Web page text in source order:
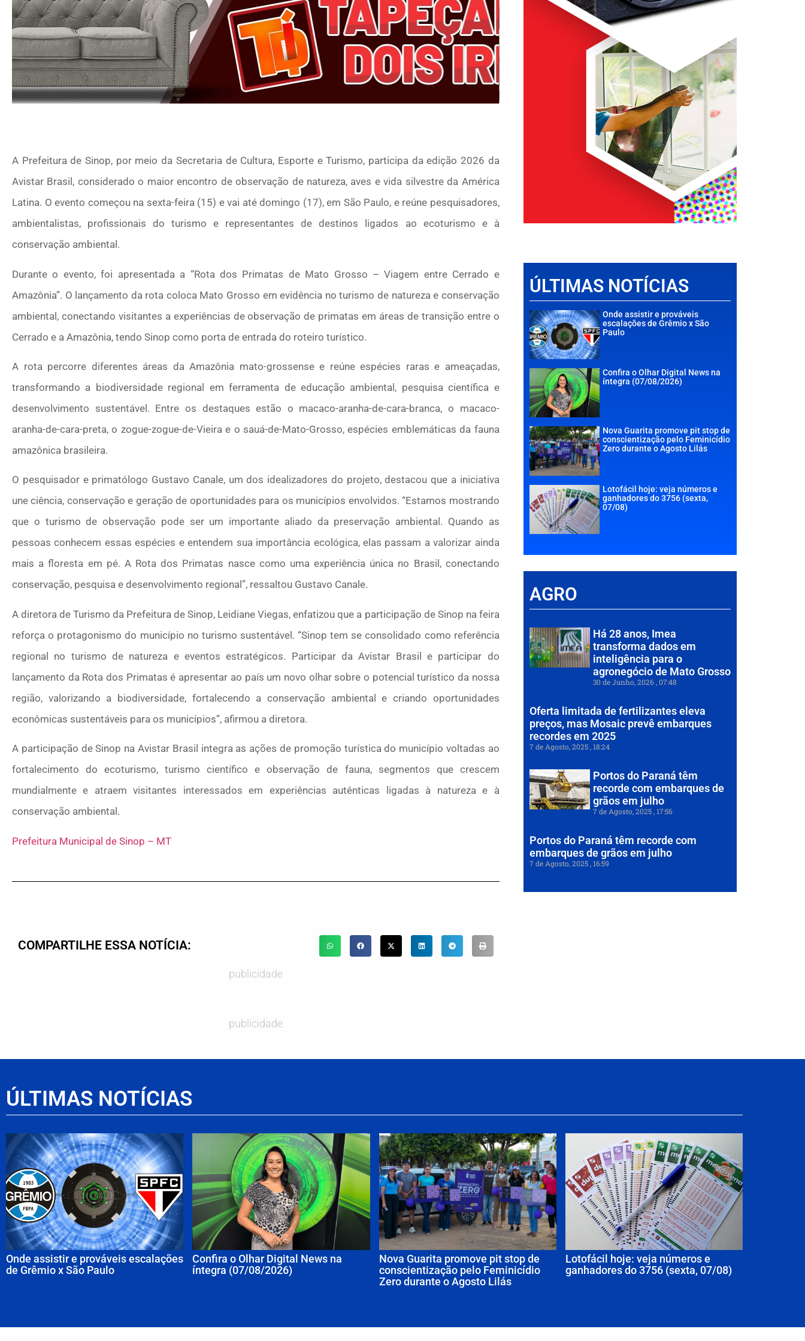
A Prefeitura de Sinop, por meio da Secretaria de Cultura, Esporte e Turismo, participa da edição 2026 da
Avistar Brasil, considerado o maior encontro de observação de natureza, aves e vida silvestre da América
Latina. O evento começou na sexta-feira (15) e vai até domingo (17), em São Paulo, e reúne pesquisadores,
ambientalistas, profissionais do turismo e representantes de destinos ligados ao ecoturismo e à
conservação ambiental.
Durante o evento, foi apresentada a “Rota dos Primatas de Mato Grosso – Viagem entre Cerrado e
Amazônia”. O lançamento da rota coloca Mato Grosso em evidência no turismo de natureza e conservação
ambiental, conectando visitantes a experiências de observação de primatas em áreas de transição entre o
Cerrado e a Amazônia, tendo Sinop como porta de entrada do roteiro turístico.
A rota percorre diferentes áreas da Amazônia mato-grossense e reúne espécies raras e ameaçadas,
transformando a biodiversidade regional em ferramenta de educação ambiental, pesquisa científica e
desenvolvimento sustentável. Entre os destaques estão o macaco-aranha-de-cara-branca, o macaco-
aranha-de-cara-preta, o zogue-zogue-de-Vieira e o sauá-de-Mato-Grosso, espécies emblemáticas da fauna
amazônica brasileira.
O pesquisador e primatólogo Gustavo Canale, um dos idealizadores do projeto, destacou que a iniciativa
une ciência, conservação e geração de oportunidades para os municípios envolvidos. “Estamos mostrando
que o turismo de observação pode ser um importante aliado da preservação ambiental. Quando as
pessoas conhecem essas espécies e entendem sua importância ecológica, elas passam a valorizar ainda
mais a floresta em pé. A Rota dos Primatas nasce como uma experiência única no Brasil, conectando
conservação, pesquisa e desenvolvimento regional”, ressaltou Gustavo Canale.
A diretora de Turismo da Prefeitura de Sinop, Leidiane Viegas, enfatizou que a participação de Sinop na feira
reforça o protagonismo do município no turismo sustentável. “Sinop tem se consolidado como referência
regional no turismo de natureza e eventos estratégicos. Participar da Avistar Brasil e participar do
lançamento da Rota dos Primatas é apresentar ao país um novo olhar sobre o potencial turístico da nossa
região, valorizando a biodiversidade, fortalecendo a conservação ambiental e criando oportunidades
econômicas sustentáveis para os municípios”, afirmou a diretora.
A participação de Sinop na Avistar Brasil integra as ações de promoção turística do município voltadas ao
fortalecimento do ecoturismo, turismo científico e observação de fauna, segmentos que crescem
mundialmente e atraem visitantes interessados em experiências autênticas ligadas à natureza e à
conservação ambiental.
Prefeitura Municipal de Sinop – MT
COMPARTILHE ESSA NOTÍCIA:
publicidade
publicidade
ÚLTIMAS NOTÍCIAS
Onde assistir e prováveis
escalações de Grêmio x São
Paulo
Confira o Olhar Digital News na
íntegra (07/08/2026)
Nova Guarita promove pit stop de
conscientização pelo Feminicídio
Zero durante o Agosto Lilás
Lotofácil hoje: veja números e
ganhadores do 3756 (sexta,
07/08)
AGRO
Há 28 anos, Imea
transforma dados em
inteligência para o
agronegócio de Mato Grosso
30 de Junho, 2026 07:48
Oferta limitada de fertilizantes eleva
preços, mas Mosaic prevê embarques
recordes em 2025
7 de Agosto, 2025 18:24
Portos do Paraná têm
recorde com embarques de
grãos em julho
7 de Agosto, 2025 17:56
Portos do Paraná têm recorde com
embarques de grãos em julho
7 de Agosto, 2025 16:59
ÚLTIMAS NOTÍCIAS
Onde assistir e prováveis escalações
de Grêmio x São Paulo
Confira o Olhar Digital News na
íntegra (07/08/2026)
Nova Guarita promove pit stop de
conscientização pelo Feminicídio
Zero durante o Agosto Lilás
Lotofácil hoje: veja números e
ganhadores do 3756 (sexta, 07/08)